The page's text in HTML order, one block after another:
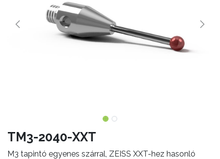
TM3-2040-XXT
M3 tapintó egyenes szárral, ZEISS XXT-hez hasonló